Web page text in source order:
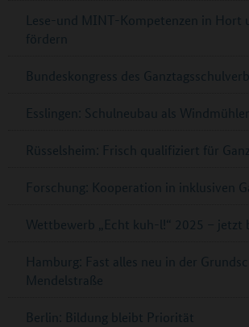
Lese-und MINT-Kompetenzen in Hort
fördern
Bundeskongress des
Esslingen: Schulneubau als
Rüsselsheim: Frisch qualifiziert für
Forschung: Kooperation in inklusiven
Wettbewerb „Echt kuh-l!“ 2025 – jetzt
Hamburg: Fast alles neu in der
Mendelstraße
Berlin: Bildung bleibt Priorität